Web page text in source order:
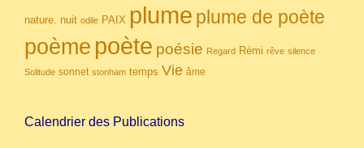
nature. nuit odile PAIX plume plume de poète
poème poète poésie Regard Rémi rêve silence
Solitude sonnet stonham temps Vie âme
Calendrier des Publications